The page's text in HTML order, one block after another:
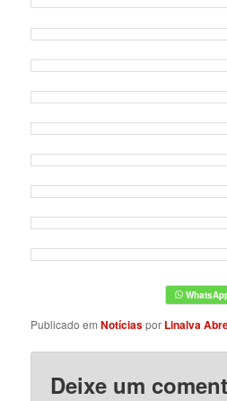
Publicado emNotíciaspor Linalva
Deixe um